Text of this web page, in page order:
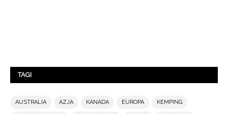
TAGI
AUSTRALIA AZJA KANADA EUROPA KEMPING